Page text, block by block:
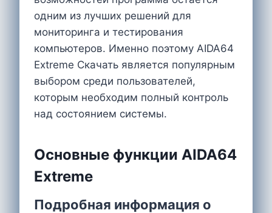
одним из лучших решений для
мониторинга и тестирования
компьютеров. Именно поэтому AIDA64
Extreme Скачать является популярным
выбором среди пользователей,
которым необходим полный контроль
над состоянием системы.
Основные функции AIDA64
Extreme
Подробная информация о